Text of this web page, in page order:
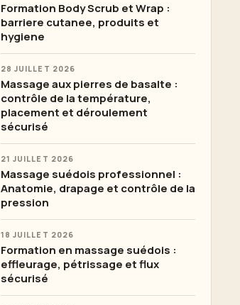
Formation Body Scrub et Wrap :
barriere cutanee, produits et
hygiene
28 JUILLET 2026
Massage aux pierres de basalte :
contrôle de la température,
placement et déroulement
sécurisé
21 JUILLET 2026
Massage suédois professionnel :
Anatomie, drapage et contrôle de la
pression
18 JUILLET 2026
Formation en massage suédois :
effleurage, pétrissage et flux
sécurisé